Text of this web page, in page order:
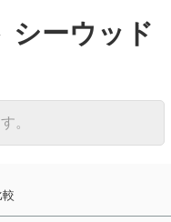
シーウッド
。